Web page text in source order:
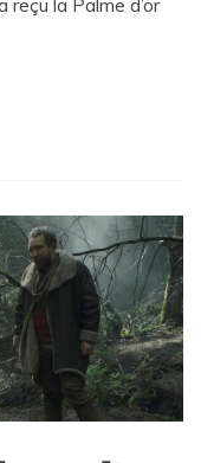
reçu la Palme d’or